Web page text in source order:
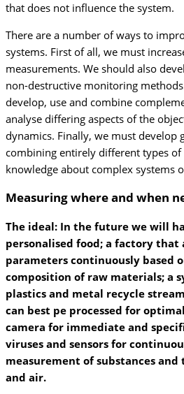
that does not influence the system.
There are a number of ways to
systems. First of all, we must
measurements. We should also
non-destructive monitoring
develop, use and combine
analyse differing aspects of the
dynamics. Finally, we must develop
combining entirely different types
knowledge about complex systems
Measuring where and when
The ideal: In the future we will
personalised food; a factory
parameters continuously based
composition of raw materials; a
plastics and metal recycle
can best pe processed for
camera for immediate and
viruses and sensors for
measurement of substances
and air.